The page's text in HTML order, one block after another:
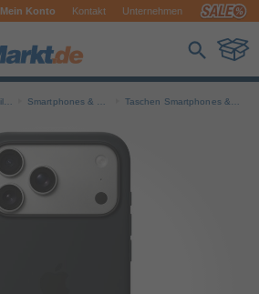
Mein Konto Kontakt Unternehmen
Mobilfunk